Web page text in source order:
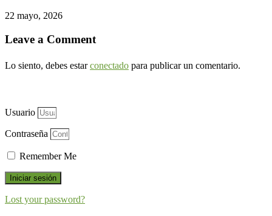
22 mayo, 2026
Leave a Comment
Lo siento, debes estarconectado para publicar un comentario.
Usuario
Contraseña
Remember Me
Iniciar sesión
Lost your password?